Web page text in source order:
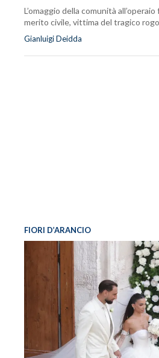
L’omaggio della comunità
merito civile, vittima del tragico
Gianluigi Deidda
FIORI D’ARANCIO